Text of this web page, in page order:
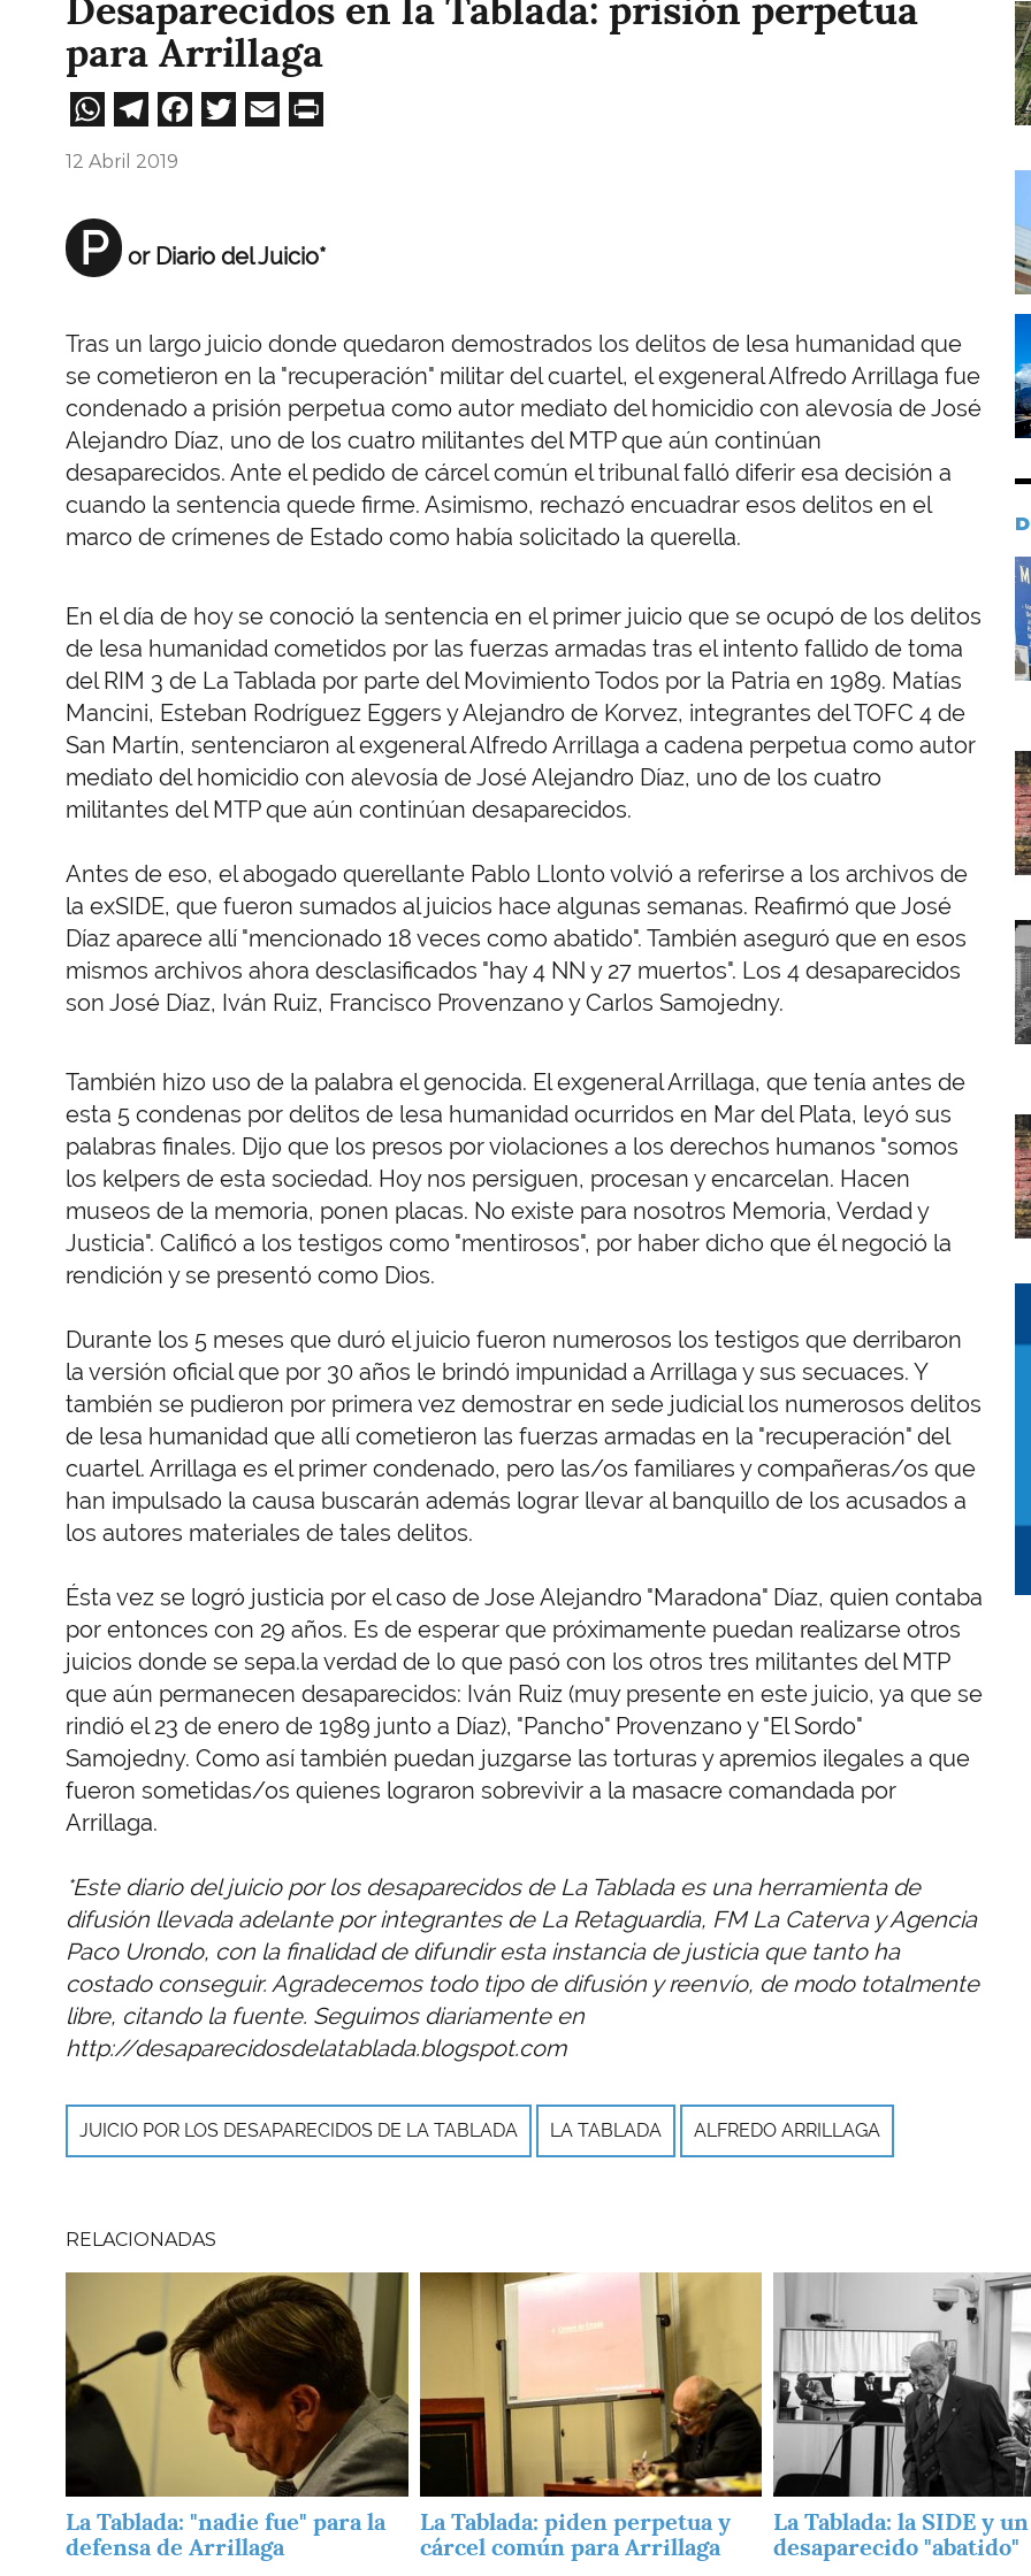
Desaparecidos en la Tablada: prisión perpetua
para Arrillaga
WhatsApp
Telegram
Facebook
Twitter
Email
12 Abril 2019
P or Diario del Juicio*
Tras un largo juicio donde quedaron demostrados los delitos de lesa humanidad que
se cometieron en la "recuperación" militar del cuartel, el exgeneral Alfredo Arrillaga fue
condenado a prisión perpetua como autor mediato del homicidio con alevosía de José
Alejandro Díaz, uno de los cuatro militantes del MTP que aún continúan
desaparecidos. Ante el pedido de cárcel común el tribunal falló diferir esa decisión a
cuando la sentencia quede firme. Asimismo, rechazó encuadrar esos delitos en el
marco de crímenes de Estado como había solicitado la querella.
En el día de hoy se conoció la sentencia en el primer juicio que se ocupó de los delitos
de lesa humanidad cometidos por las fuerzas armadas tras el intento fallido de toma
del RIM 3 de La Tablada por parte del Movimiento Todos por la Patria en 1989. Matías
Mancini, Esteban Rodríguez Eggers y Alejandro de Korvez, integrantes del TOFC 4 de
San Martín, sentenciaron al exgeneral Alfredo Arrillaga a cadena perpetua como autor
mediato del homicidio con alevosía de José Alejandro Díaz, uno de los cuatro
militantes del MTP que aún continúan desaparecidos.
Antes de eso, el abogado querellante Pablo Llonto volvió a referirse a los archivos de
la exSIDE, que fueron sumados al juicios hace algunas semanas. Reafirmó que José
Díaz aparece allí "mencionado 18 veces como abatido". También aseguró que en esos
mismos archivos ahora desclasificados "hay 4 NN y 27 muertos". Los 4 desaparecidos
son José Díaz, Iván Ruiz, Francisco Provenzano y Carlos Samojedny.
También hizo uso de la palabra el genocida. El exgeneral Arrillaga, que tenía antes de
esta 5 condenas por delitos de lesa humanidad ocurridos en Mar del Plata, leyó sus
palabras finales. Dijo que los presos por violaciones a los derechos humanos "somos
los kelpers de esta sociedad. Hoy nos persiguen, procesan y encarcelan. Hacen
museos de la memoria, ponen placas. No existe para nosotros Memoria, Verdad y
Justicia". Calificó a los testigos como "mentirosos", por haber dicho que él negoció la
rendición y se presentó como Dios.
Durante los 5 meses que duró el juicio fueron numerosos los testigos que derribaron
la versión oficial que por 30 años le brindó impunidad a Arrillaga y sus secuaces. Y
también se pudieron por primera vez demostrar en sede judicial los numerosos delitos
de lesa humanidad que allí cometieron las fuerzas armadas en la "recuperación" del
cuartel. Arrillaga es el primer condenado, pero las/os familiares y compañeras/os que
han impulsado la causa buscarán además lograr llevar al banquillo de los acusados a
los autores materiales de tales delitos.
Ésta vez se logró justicia por el caso de Jose Alejandro "Maradona" Díaz, quien contaba
por entonces con 29 años. Es de esperar que próximamente puedan realizarse otros
juicios donde se sepa.la verdad de lo que pasó con los otros tres militantes del MTP
que aún permanecen desaparecidos: Iván Ruiz (muy presente en este juicio, ya que se
rindió el 23 de enero de 1989 junto a Díaz), "Pancho" Provenzano y "El Sordo"
Samojedny. Como así también puedan juzgarse las torturas y apremios ilegales a que
fueron sometidas/os quienes lograron sobrevivir a la masacre comandada por
Arrillaga.
*Este diario del juicio por los desaparecidos de La Tablada es una herramienta de
difusión llevada adelante por integrantes de La Retaguardia, FM La Caterva y Agencia
Paco Urondo, con la finalidad de difundir esta instancia de justicia que tanto ha
costado conseguir. Agradecemos todo tipo de difusión y reenvío, de modo totalmente
libre, citando la fuente. Seguimos diariamente en
http://desaparecidosdelatablada.blogspot.com
JUICIO POR LOS DESAPARECIDOS DE LA TABLADA LA TABLADA ALFREDO ARRILLAGA
RELACIONADAS
La Tablada: "nadie fue" para la
defensa de Arrillaga
Imagen
La Tablada: piden perpetua y
cárcel común para Arrillaga
La Tablada: la SIDE y un
desaparecido "abatido"